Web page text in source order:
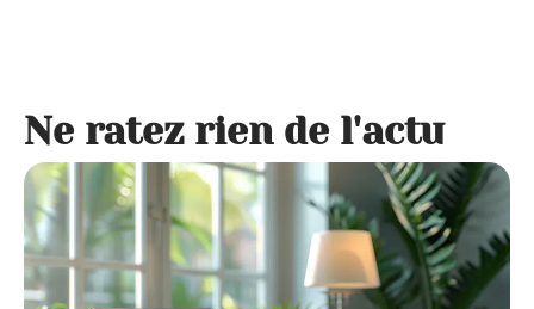
Ne ratez rien de l'actu